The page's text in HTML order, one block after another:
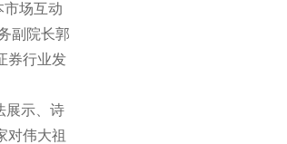
场互动
副院长郭
券行业发
展示、诗
对伟大祖